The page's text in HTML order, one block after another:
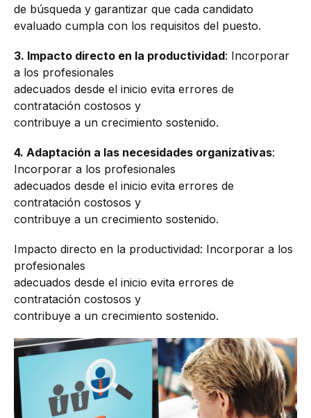
de búsqueda y garantizar que cada candidato
evaluado cumpla con los requisitos del puesto.
3. Impacto directo en la productividad: Incorporar
a los profesionales
adecuados desde el inicio evita errores de
contratación costosos y
contribuye a un crecimiento sostenido.
4. Adaptación a las necesidades organizativas:
Incorporar a los profesionales
adecuados desde el inicio evita errores de
contratación costosos y
contribuye a un crecimiento sostenido.
Impacto directo en la productividad: Incorporar a los
profesionales
adecuados desde el inicio evita errores de
contratación costosos y
contribuye a un crecimiento sostenido.